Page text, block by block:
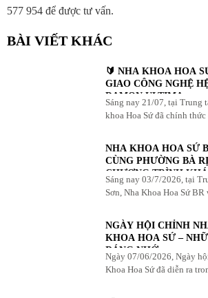
577 954 để được tư vấn.
BÀI VIẾT KHÁC
🔰 NHA KHOA HOA
GIAO CÔNG NGHỆ
DAMON ULTIMA
Sáng nay 21/07, tại Trung
khoa Hoa Sứ đã chính thức
NHA KHOA HOA SỨ
CÙNG PHƯỜNG BÀ
CHƯƠNG TRÌNH
RĂNG MIỆNG CỘNG
Sáng nay 03/7/2026, tại
Sơn, Nha Khoa Hoa Sứ BR
phường ...
NGÀY HỘI CHỈNH
KHOA HOA SỨ –
ĐÁNG NHỚ
Ngày 07/06/2026, Ngày
Khoa Hoa Sứ đã diễn ra